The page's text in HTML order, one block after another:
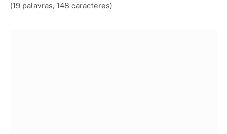
(19 palavras, 148 caracteres)